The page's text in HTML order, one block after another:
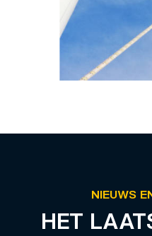
NIEUWS
HET